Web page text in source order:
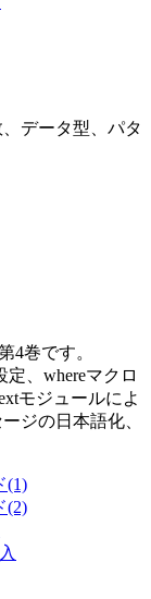
データ型、パタ
4巻です。
定、whereマクロ
モジュールによ
ジの日本語化、
(1)
(2)